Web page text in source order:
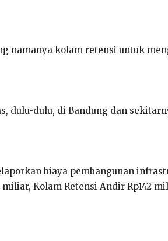
namanya kolam retensi untuk
dulu-dulu, di Bandung dan
biaya pembangunan
Kolam Retensi Andir Rp142